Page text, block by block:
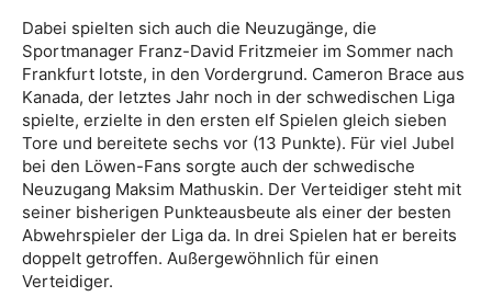
Dabei spielten sich auch die Neuzugänge, die
Sportmanager Franz-David Fritzmeier im Sommer nach
Frankfurt lotste, in den Vordergrund. Cameron Brace aus
Kanada, der letztes Jahr noch in der schwedischen Liga
spielte, erzielte in den ersten elf Spielen gleich sieben
Tore und bereitete sechs vor (13 Punkte). Für viel Jubel
bei den Löwen-Fans sorgte auch der schwedische
Neuzugang Maksim Mathuskin. Der Verteidiger steht mit
seiner bisherigen Punkteausbeute als einer der besten
Abwehrspieler der Liga da. In drei Spielen hat er bereits
doppelt getroffen. Außergewöhnlich für einen
Verteidiger.